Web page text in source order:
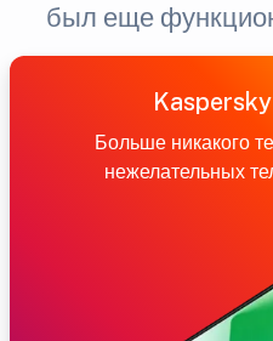
был еще
Больше никакого
нежелательных